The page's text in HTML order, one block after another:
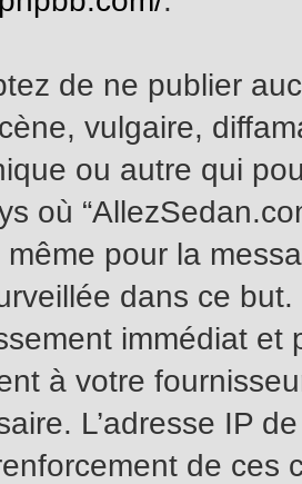
de ne publier
vulgaire,
ou autre qui
où
pour la
dans ce
immédiat et
à votre
L’adresse IP
de